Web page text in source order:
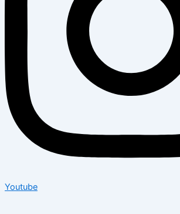
Youtube